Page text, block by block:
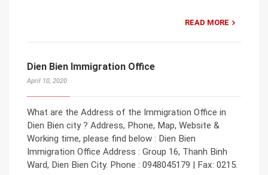
READ MORE
Dien Bien Immigration Office
April 10, 2020
What are the Address of the Immigration Office in
Dien Bien city ? Address, Phone, Map, Website &
Working time, please find below : Dien Bien
Immigration Office Address : Group 16, Thanh Binh
Ward, Dien Bien City. Phone : 0948045179 | Fax: 0215.